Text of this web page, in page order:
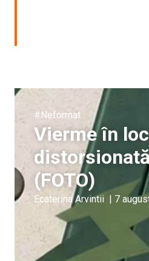
#Neformat
Vierme în
(FOTO)
Ecaterina Arvintii 7